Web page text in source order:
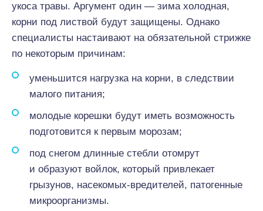
укоса травы. Аргумент один — зима холодная,
корни под листвой будут защищены. Однако
специалисты настаивают на обязательной стрижке
по некоторым причинам:
уменьшится нагрузка на корни, в следствии
малого питания;
молодые корешки будут иметь возможность
подготовится к первым морозам;
под снегом длинные стебли отомрут
и образуют войлок, который привлекает
грызунов, насекомых-вредителей, патогенные
микроорганизмы.